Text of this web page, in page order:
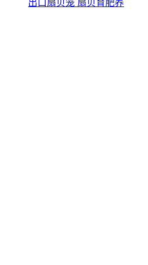
出口扇贝笼 扇贝育肥养